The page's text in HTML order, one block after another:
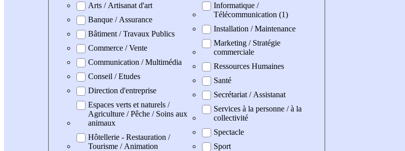
Arts / Artisanat d'art
Banque / Assurance
Bâtiment / Travaux Publics
Commerce / Vente
Communication / Multimédia
Conseil / Etudes
Direction d'entreprise
Espaces verts et naturels /
Agriculture / Pêche / Soins aux
animaux
Hôtellerie - Restauration /
Tourisme / Animation
Informatique /
Télécommunication (1)
Installation / Maintenance
Marketing / Stratégie
commerciale
Ressources Humaines
Santé
Secrétariat / Assistanat
Services à la personne / à la
collectivité
Spectacle
Sport